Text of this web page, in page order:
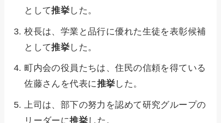
として推挙 した。
校長は、学業と品行に優れた生徒を表彰候補
として推挙 した。
町内会の役員たちは、住民の信頼を得ている
佐藤さんを代表に推挙 した。
上司は、部下の努力を認めて研究グループの
リーダーに推挙 した。